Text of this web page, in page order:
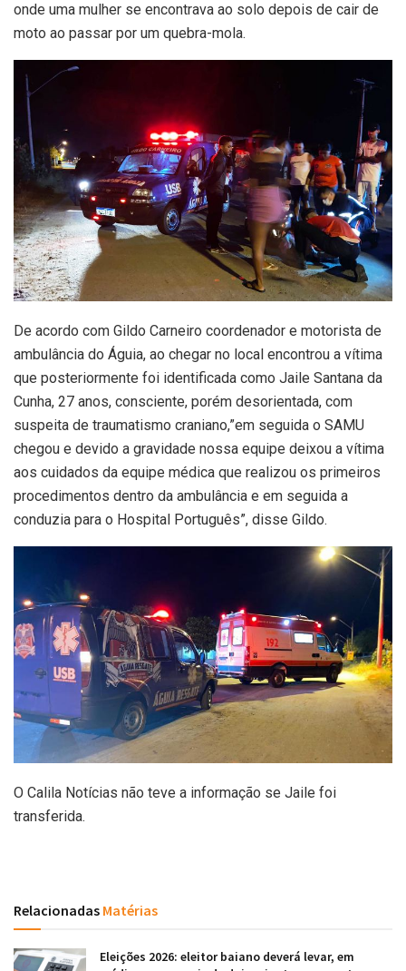
onde uma mulher se encontrava ao solo depois de cair de
moto ao passar por um quebra-mola.
De acordo com Gildo Carneiro coordenador e motorista de
ambulância do Águia, ao chegar no local encontrou a vítima
que posteriormente foi identificada como Jaile Santana da
Cunha, 27 anos, consciente, porém desorientada, com
suspeita de traumatismo craniano,”em seguida o SAMU
chegou e devido a gravidade nossa equipe deixou a vítima
aos cuidados da equipe médica que realizou os primeiros
procedimentos dentro da ambulância e em seguida a
conduzia para o Hospital Português”, disse Gildo.
O Calila Notícias não teve a informação se Jaile foi
transferida.
Relacionadas Matérias
Eleições 2026: eleitor baiano deverá levar, em